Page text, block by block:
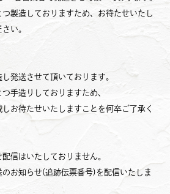
製造しておりますため、お待たせいたし
い。
発送させて頂いております。
手造りしておりますため、
お待たせいたしますことを何卒ご了承く
信はいたしておりません。
お知らせ(追跡伝票番号)を配信いたしま